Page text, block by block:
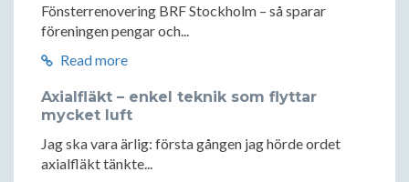
Fönsterrenovering BRF Stockholm – så sparar
föreningen pengar och...
Read more
Axialfläkt – enkel teknik som flyttar
mycket luft
Jag ska vara ärlig: första gången jag hörde ordet
axialfläkt tänkte...